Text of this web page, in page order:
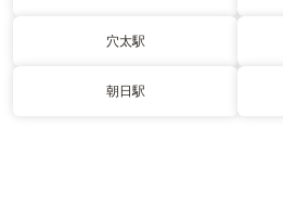
穴太駅
朝日駅